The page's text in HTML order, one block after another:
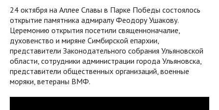
24 октября на Аллее Славы в Парке Победы состоялось
открытие памятника адмиралу Феодору Ушакову.
Церемонию открытия посетили священноначалие,
духовенство и миряне Симбирской епархии,
представители Законодательного собрания Ульяновской
области, сотрудники администрации города Ульяновска,
представители общественных организаций, военные
моряки, ветераны ВМФ.